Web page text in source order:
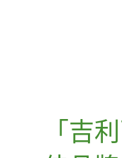
「吉